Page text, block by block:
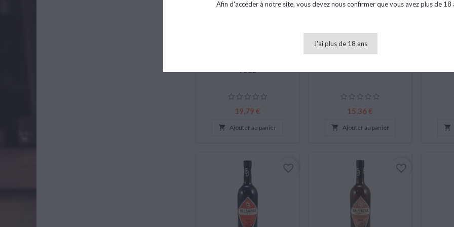
75CL
Prix
19,79 €
 Ajouter au panier
DOLIN VERMOUTH BLANC
Prix
15,36 €
 Ajouter au panier 
favorite_border favorite_border
Afin d'accéder à notre site, vous devez nous confirmer que vous avez plus de 18
J'ai plus de 18 ans